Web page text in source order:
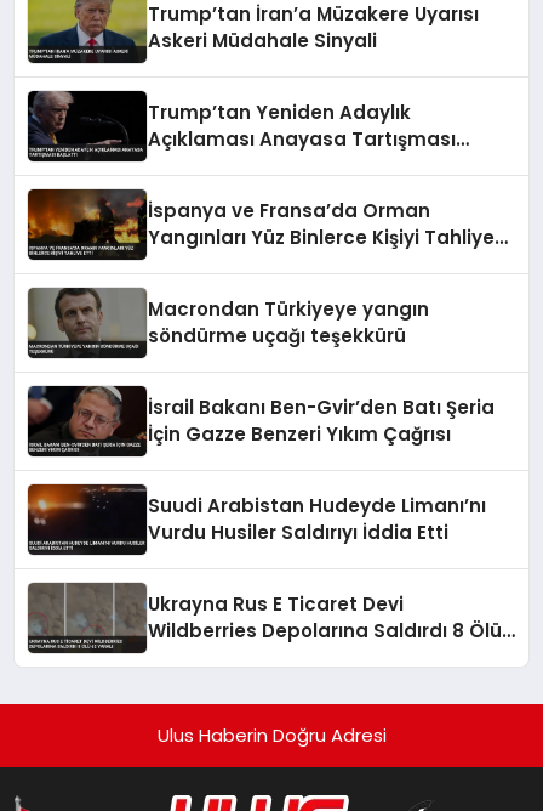
Trump’tan İran’a Müzakere Uyarısı
Askeri Müdahale Sinyali
Trump’tan Yeniden Adaylık
Açıklaması Anayasa Tartışması
İspanya ve Fransa’da Orman
Yangınları Yüz Binlerce Kişiyi Tahliye
Macrondan Türkiyeye yangın
söndürme uçağı teşekkürü
İsrail Bakanı Ben-Gvir’den Batı Şeria
İçin Gazze Benzeri Yıkım Çağrısı
Suudi Arabistan Hudeyde Limanı’nı
Vurdu Husiler Saldırıyı İddia Etti
Ukrayna Rus E Ticaret Devi
Wildberries Depolarına Saldırdı 8 Ölü
Ulus Haberin Doğru Adresi